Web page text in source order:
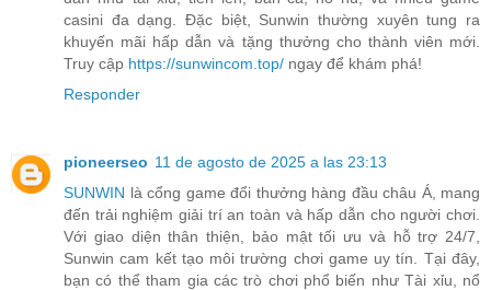
casini đa dạng. Đặc biệt, Sunwin thường xuyên tung ra
khuyến mãi hấp dẫn và tặng thưởng cho thành viên mới.
Truy cập https://sunwincom.top/ ngay để khám phá!
Responder
pioneerseo 11 de agosto de 2025 a las 23:13
SUNWIN là cổng game đổi thưởng hàng đầu châu Á, mang
đến trải nghiệm giải trí an toàn và hấp dẫn cho người chơi.
Với giao diện thân thiện, bảo mật tối ưu và hỗ trợ 24/7,
Sunwin cam kết tạo môi trường chơi game uy tín. Tại đây,
bạn có thể tham gia các trò chơi phổ biến như Tài xỉu, nổ